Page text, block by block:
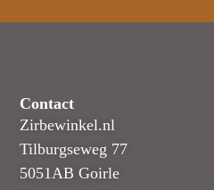
Contact
Zirbewinkel.nl
Tilburgseweg 77
5051AB Goirle